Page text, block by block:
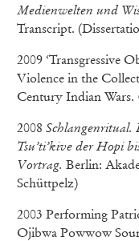
Medienwelten und
Transcript.
2009 ‘Transgressive
Violence in the
Century Indian Wars.
2008 Schlangenritual.
Tsu’ti’kive der Hopi
Vortrag. Berlin:
Schüttpelz)
2003 Performing
Ojibwa Powwow